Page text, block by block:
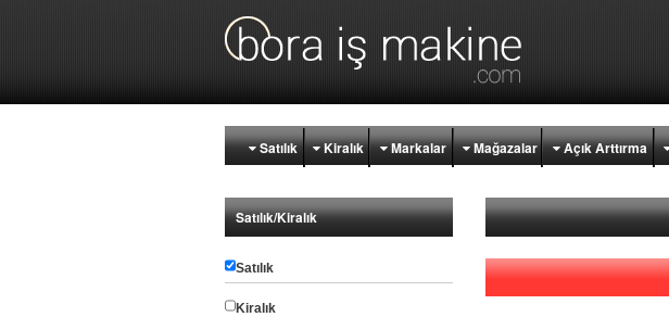
Satılık Kiralık Markalar Mağazalar Açık Arttırma
Satılık/Kiralık
Satılık
Kiralık